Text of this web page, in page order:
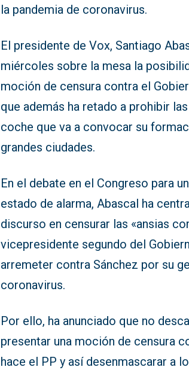
la pandemia de coronavirus.
El presidente de Vox, Santiago
miércoles sobre la mesa la
moción de censura contra el
que además ha retado a prohibir
coche que va a convocar su
grandes ciudades.
En el debate en el Congreso para
estado de alarma, Abascal ha
discurso en censurar las «ansias
vicepresidente segundo del
arremeter contra Sánchez por su
coronavirus.
Por ello, ha anunciado que no
presentar una moción de censura
hace el PP y así desenmascarar a